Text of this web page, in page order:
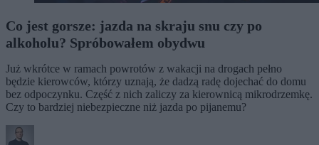
Co jest gorsze: jazda na skraju snu czy po
alkoholu? Spróbowałem obydwu
Już wkrótce w ramach powrotów z wakacji na drogach pełno
będzie kierowców, którzy uznają, że dadzą radę dojechać do domu
bez odpoczynku. Część z nich zaliczy za kierownicą mikrodrzemkę.
Czy to bardziej niebezpieczne niż jazda po pijanemu?